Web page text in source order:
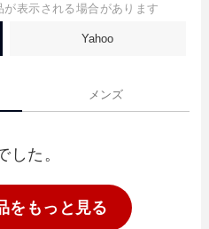
表示される場合があります
Yahoo
メンズ
した。
を もっと見る